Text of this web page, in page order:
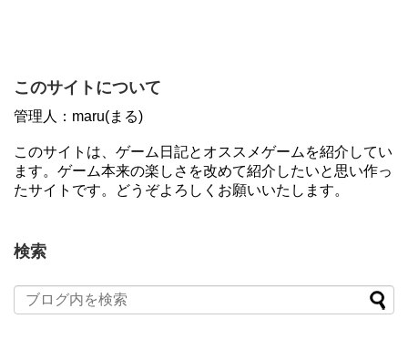
このサイトについて
管理人：maru(まる)
このサイトは、ゲーム日記とオススメゲームを紹介してい
ます。ゲーム本来の楽しさを改めて紹介したいと思い作っ
たサイトです。どうぞよろしくお願いいたします。
検索